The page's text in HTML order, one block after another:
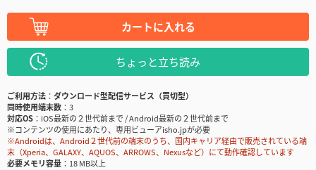
カートに入れる
ちょっと立ち読み
ご利用方法
ダウンロード型配信サービス（買切型）
同時使用端末数
3
対応OS
iOS最新の２世代前まで / Android最新の２世代前まで
※コンテンツの使用にあたり、専用ビューアisho.jpが必要
※Androidは、Android２世代前の端末のうち、国内キャリア経由で販売されている端
末（Xperia、GALAXY、AQUOS、ARROWS、Nexusなど）にて動作確認しています
必要メモリ容量
18 MB以上